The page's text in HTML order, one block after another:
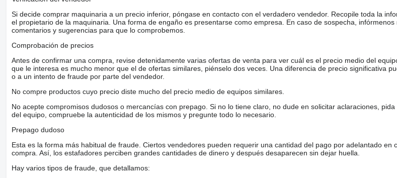
Si decide comprar maquinaria a un precio inferior, póngase en contacto con el verdadero vendedor. Recopile toda la
el propietario de la maquinaria. Una forma de engaño es presentarse como empresa. En caso de sospecha,
comentarios y sugerencias para que lo comprobemos.
Comprobación de precios
Antes de confirmar una compra, revise detenidamente varias ofertas de venta para ver cuál es el precio medio del
que le interesa es mucho menor que el de ofertas similares, piénselo dos veces. Una diferencia de precio significativa
o a un intento de fraude por parte del vendedor.
No compre productos cuyo precio diste mucho del precio medio de equipos similares.
No acepte compromisos dudosos o mercancías con prepago. Si no lo tiene claro, no dude en solicitar aclaraciones,
del equipo, compruebe la autenticidad de los mismos y pregunte todo lo necesario.
Prepago dudoso
Esta es la forma más habitual de fraude. Ciertos vendedores pueden requerir una cantidad del pago por adelantado en
compra. Así, los estafadores perciben grandes cantidades de dinero y después desaparecen sin dejar huella.
Hay varios tipos de fraude, que detallamos: